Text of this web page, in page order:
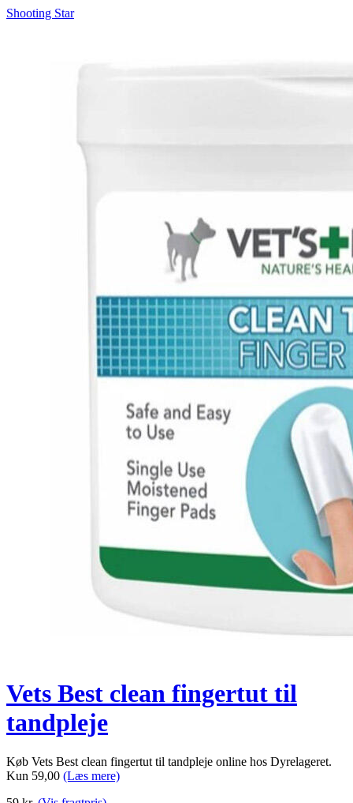
Shooting Star
Vets Best clean fingertut til
tandpleje
Køb Vets Best clean fingertut til tandpleje online hos Dyrelageret.
Kun 59,00 (Læs mere)